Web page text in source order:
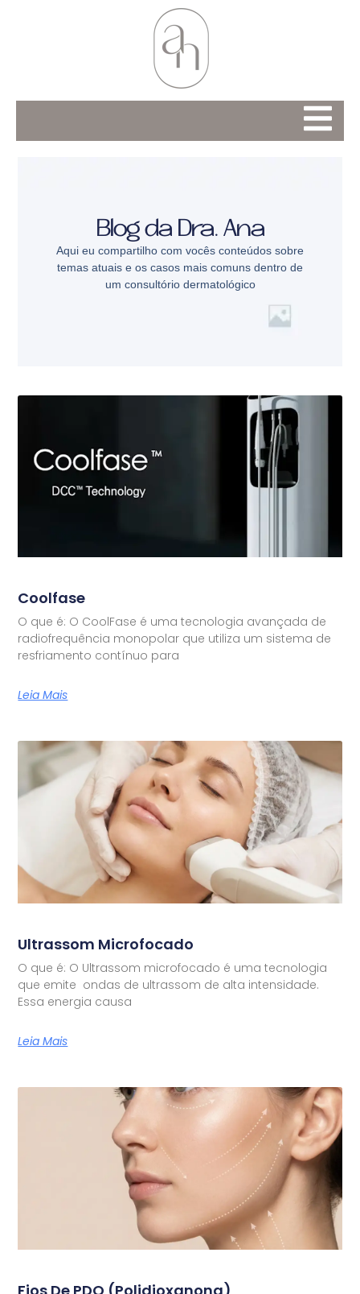
Blog da Dra. Ana
Aqui eu compartilho com vocês conteúdos sobre
temas atuais e os casos mais comuns dentro de
um consultório dermatológico
Coolfase
O que é: O CoolFase é uma tecnologia avançada de
radiofrequência monopolar que utiliza um sistema de
resfriamento contínuo para
Leia Mais
Ultrassom Microfocado
O que é: O Ultrassom microfocado é uma tecnologia
que emite ondas de ultrassom de alta intensidade.
Essa energia causa
Leia Mais